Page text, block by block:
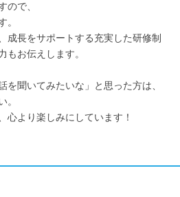
ので、
。
成長をサポートする充実した研修制
もお伝えします。
を聞いてみたいな」と思った方は、
。
心より楽しみにしています！